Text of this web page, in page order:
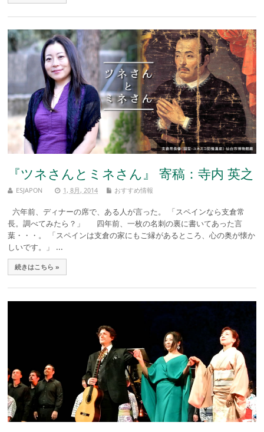
『ツネさんとミネさん』 寄稿：寺内 英之
ESJAPON 1, 8月, 2014 おすすめ情報
六年前、ディナーの席で、ある人が言った。 「スペインなら支倉常
長。調べてみたら？」 四年前、一枚の名刺の裏に書いてあった言
葉・・・。 「スペインは支倉の家にもご縁があるところ、心の奥が懐か
しいです。」 ...
続きはこちら »